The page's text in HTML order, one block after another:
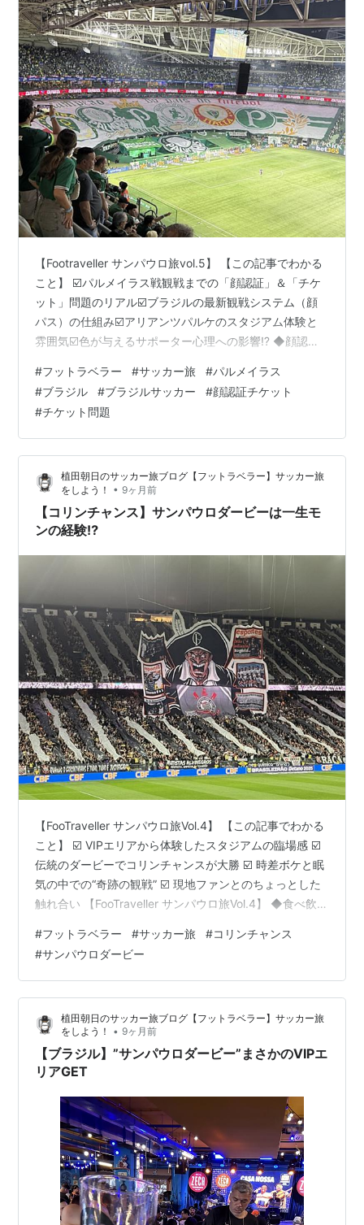
【Footraveller サンパウロ旅vol.5】 【この記事でわかる
こと】 ☑️パルメイラス戦観戦までの「顔認証」＆「チケ
ット」問題のリアル☑️ブラジルの最新観戦システム（顔
パス）の仕組み☑️アリアンツパルケのスタジアム体験と
雰囲気☑️色が与えるサポーター心理への影響⁉️ ◆顔認証
場券！？ ◆最先端からのアナログ ◆アリアンツパルケ
◆“好き”と“ノれない”の間で ◆次回予告 ◆ブラジル関連
◆顔認証システムをクリアせよ！(パルメイラス編) パル
メイラス vs フルミネンセを観戦するため、またもや顔認
証登録のためにクラブオフィスへ突撃！…
#フットラベラー #サッカー旅 #パルメイラス
#ブラジル #ブラジルサッカー #顔認証チケット
#チケット問題
植田朝日のサッカー旅ブログ【フットラベラー】サッカー旅
をしよう！
• 9ヶ月前
【コリンチャンス】サンパウロダービーは一生モ
ンの経験⁉️
【FooTraveller サンパウロ旅Vol.4】 【この記事でわかる
こと】 ☑️ VIPエリアから体験したスタジアムの臨場感 ☑️
伝統のダービーでコリンチャンスが大勝 ☑️ 時差ボケと眠
気の中での“奇跡の観戦” ☑️ 現地ファンとのちょっとした
触れ合い 【FooTraveller サンパウロ旅Vol.4】 ◆食べ飲み
ファンしかいないダービー ◆“時差ボケ”という名の刺客
◆今日の経験は一生モノ⁉️ ◆ブラジル関連記事
============================ 🗓️2025年11月20
日（木）⚽️ ブラジレイロ🏟 コリン…
#フットラベラー #サッカー旅 #コリンチャンス
#サンパウロダービー
植田朝日のサッカー旅ブログ【フットラベラー】サッカー旅
をしよう！
• 9ヶ月前
【ブラジル】”サンパウロダービー”まさかのVIPエ
リアGET